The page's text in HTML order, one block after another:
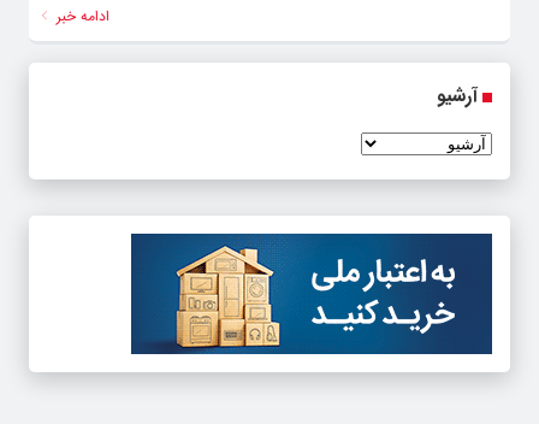
ادامه خبر
آرشیو